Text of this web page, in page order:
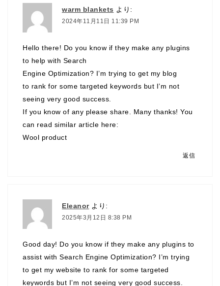
warm blankets より:
2024年11月11日 11:39 PM
Hello there! Do you know if they make any plugins
to help with Search
Engine Optimization? I’m trying to get my blog
to rank for some targeted keywords but I’m not
seeing very good success.
If you know of any please share. Many thanks! You
can read similar article here:
Wool product
返信
Eleanor より:
2025年3月12日 8:38 PM
Good day! Do you know if they make any plugins to
assist with Search Engine Optimization? I’m trying
to get my website to rank for some targeted
keywords but I’m not seeing very good success.